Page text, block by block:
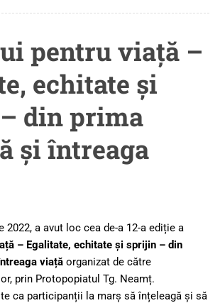
pentru viață –
echitate și
din prima
și întreaga
2022, a avut loc cea de-a 12-a ediție a
– Egalitate, echitate și sprijin – din
viață organizat de către
prin Protopopiatul Tg. Neamț.
ca participanții la marș să înțeleagă și să